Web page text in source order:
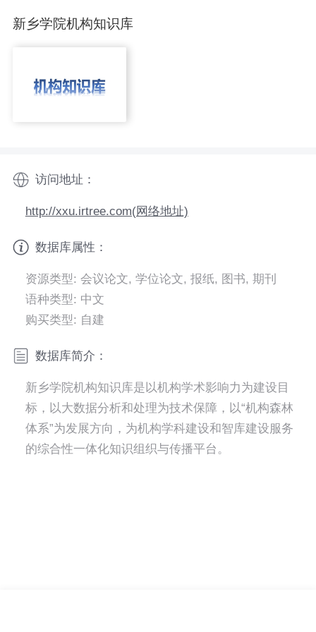
新乡学院机构知识库
访问地址：
http://xxu.irtree.com(网络地址)
数据库属性：
资源类型: 会议论文, 学位论文, 报纸, 图书, 期刊
语种类型: 中文
购买类型: 自建
数据库简介：
新乡学院机构知识库是以机构学术影响力为建设目
标，以大数据分析和处理为技术保障，以“机构森林
体系”为发展方向，为机构学科建设和智库建设服务
的综合性一体化知识组织与传播平台。